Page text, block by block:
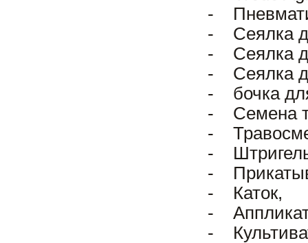
-
- Сеялка
- Сеялка
- Сеялка
- бочка
- Семена
-
-
-
- Каток,
-
-